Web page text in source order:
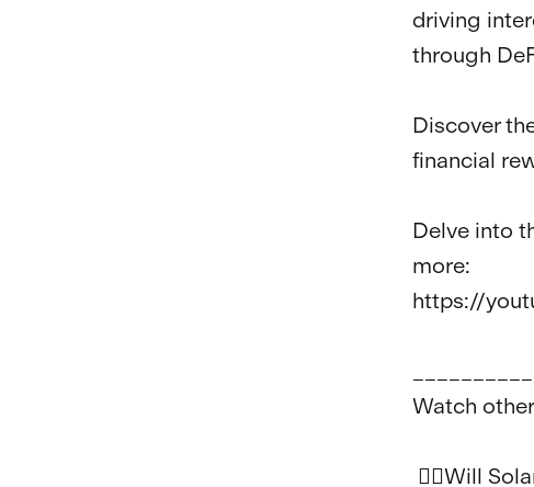
driving
through
Discover
financial
Delve into
more:
https://
Watch